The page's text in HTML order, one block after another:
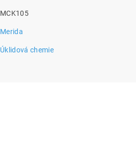
MCK105
Merida
Úklidová chemie